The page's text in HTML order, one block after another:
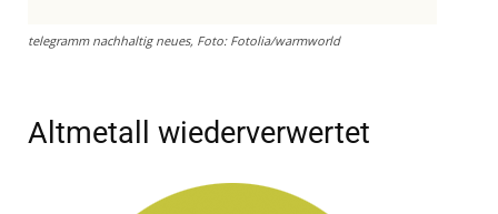
telegramm nachhaltig neues, Foto: Fotolia/warmworld
Altmetall wiederverwertet